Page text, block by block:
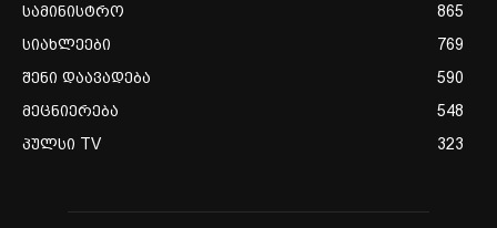
სამინისტრო
865
სიახლეები
769
შენი დაავადება
590
მეცნიერება
548
პულსი TV
323